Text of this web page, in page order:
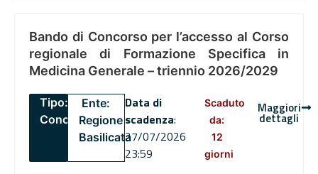
Bando di Concorso per l’accesso al Corso
regionale di Formazione Specifica in
Medicina Generale – triennio 2026/2029
Tipo:
Concorsi
Ente:
Regione
Basilicata
Data di
scadenza:
27/07/2026
23:59
Scaduto
da:
12
giorni
Maggiori
dettagli